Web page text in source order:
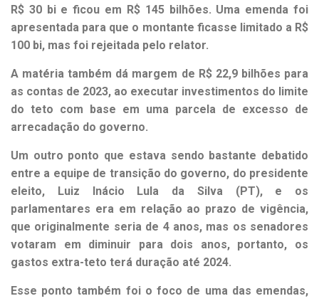
R$ 30 bi e ficou em R$ 145 bilhões. Uma emenda foi
apresentada para que o montante ficasse limitado a R$
100 bi, mas foi rejeitada pelo relator.
A matéria também dá margem de R$ 22,9 bilhões para
as contas de 2023, ao executar investimentos do limite
do teto com base em uma parcela de excesso de
arrecadação do governo.
Um outro ponto que estava sendo bastante debatido
entre a equipe de transição do governo, do presidente
eleito, Luiz Inácio Lula da Silva (PT), e os
parlamentares era em relação ao prazo de vigência,
que originalmente seria de 4 anos, mas os senadores
votaram em diminuir para dois anos, portanto, os
gastos extra-teto terá duração até 2024.
Esse ponto também foi o foco de uma das emendas,